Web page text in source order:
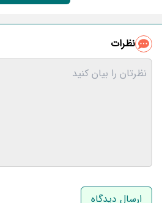
نظرات
نام و نام خانوادگی